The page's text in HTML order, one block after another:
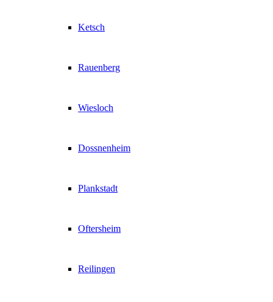
Ketsch
Rauenberg
Wiesloch
Dossnenheim
Plankstadt
Oftersheim
Reilingen